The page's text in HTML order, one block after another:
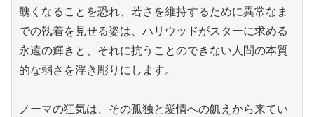
醜くなることを恐れ、若さを維持するために異常なま
での執着を見せる姿は、ハリウッドがスターに求める
永遠の輝きと、それに抗うことのできない人間の本質
的な弱さを浮き彫りにします。
ノーマの狂気は、その孤独と愛情への飢えから来てい